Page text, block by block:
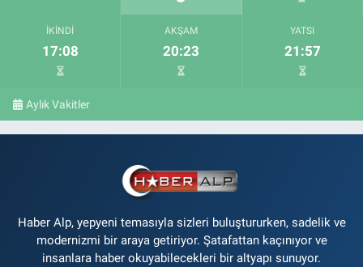
İKINDI
17:08
AKŞAM
20:23
YATSI
21:57
Aylık Vakitler
Haber Alp, yepyeni temasıyla sizleri buluştururken, sadelik ve
modernizmi bir araya getiriyor. Şatafattan kaçınıyor ve
insanlara haber okuyabilecekleri bir altyapı sunuyor.